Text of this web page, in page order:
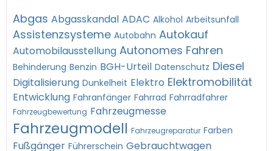
Abgas Abgasskandal ADAC Alkohol Arbeitsunfall
Assistenzsysteme Autobahn Autokauf
Automobilausstellung Autonomes Fahren
Behinderung Benzin BGH-Urteil Datenschutz Diesel
Digitalisierung Dunkelheit Elektro Elektromobilität
Entwicklung Fahranfänger Fahrrad Fahrradfahrer
Fahrzeugbewertung Fahrzeugmesse
Fahrzeugmodell Fahrzeugreparatur Farben
Fußgänger Führerschein Gebrauchtwagen